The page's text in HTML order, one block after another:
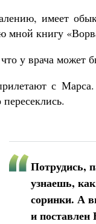
имеет
книгу
у врача может
с Марса.
Потрудись,
узнаешь,
соринки. А
и поставлен